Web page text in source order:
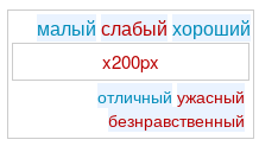
малый слабый хороший
x200px
отличный ужасный
безнравственный